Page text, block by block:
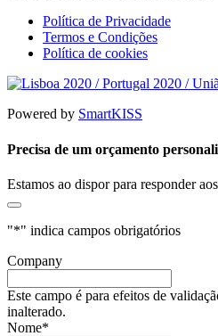
Política de Privacidade
Termos e Condições
Política de cookies
Powered by SmartKISS
Precisa de um orçamento
Estamos ao dispor para responder
"*" indica campos obrigatórios
Company
Este campo é para efeitos de
inalterado.
Nome*